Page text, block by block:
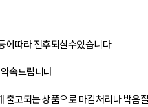
에따라 전후되실수있습니다
속드립니다
고되는 상품으로 마감처리나 박음